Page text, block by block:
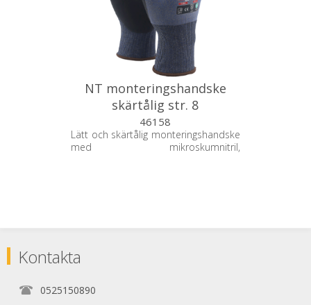
NT monteringshandske
skärtålig str. 8
46158
Lätt och skärtålig monteringshandske
med mikroskumnitril,
Kontakta
0525150890